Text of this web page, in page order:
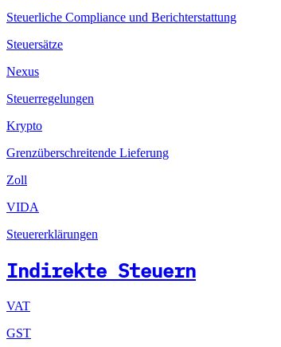
Steuerliche Compliance und Berichterstattung
Steuersätze
Nexus
Steuerregelungen
Krypto
Grenzüberschreitende Lieferung
Zoll
VIDA
Steuererklärungen
Indirekte Steuern
VAT
GST